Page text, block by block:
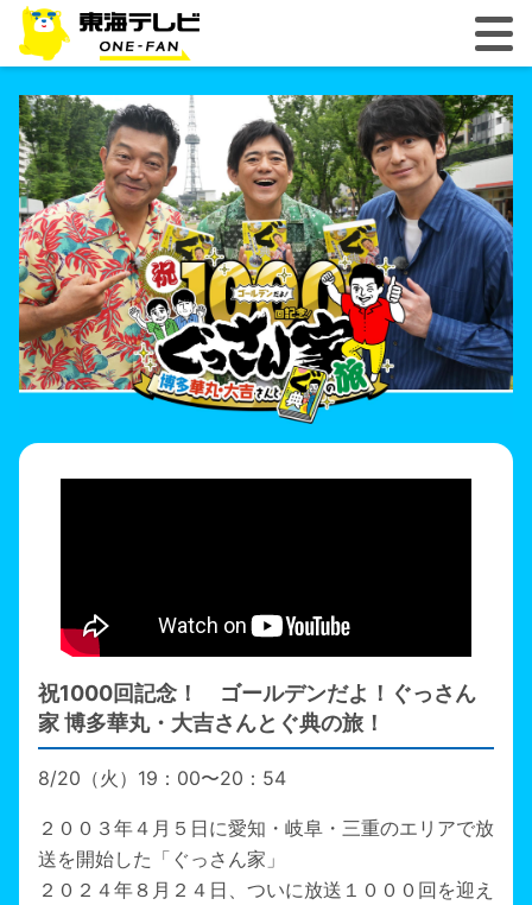
祝1000回記念！ ゴールデンだよ！ぐっさん
家 博多華丸・大吉さんとぐ典の旅！
8/20（火）19：00〜20：54
２００３年４月５日に愛知・岐阜・三重のエリアで放
送を開始した「ぐっさん家」
２０２４年８月２４日、ついに放送１０００回を迎え